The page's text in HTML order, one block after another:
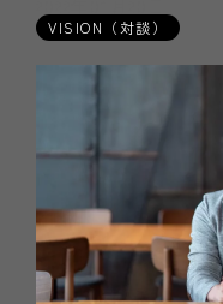
VISION（対談）